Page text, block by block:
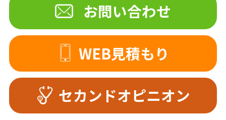
お問い合わせ
WEB見積もり
セカンドオピニオン